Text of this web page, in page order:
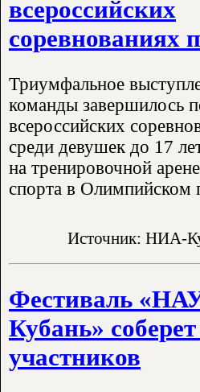
всероссийских
соревнованиях
Триумфальное
команды завершилось
всероссийских
среди девушек до 17
на тренировочной
спорта в Олимпийском
Источник: НИА-
Фестиваль
Кубань»
участников